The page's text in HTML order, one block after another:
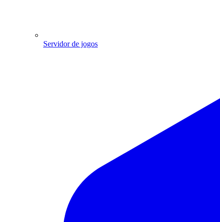
Servidor de jogos